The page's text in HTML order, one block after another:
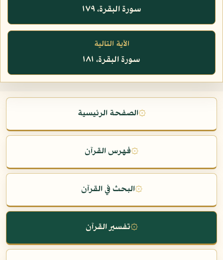
سورة البقرة، ١٧٩
الآية التالية
سورة البقرة، ١٨١
۞الصفحة الرئيسية
۞فهرس القرآن
۞البحث في القرآن
۞تفسير القرآن